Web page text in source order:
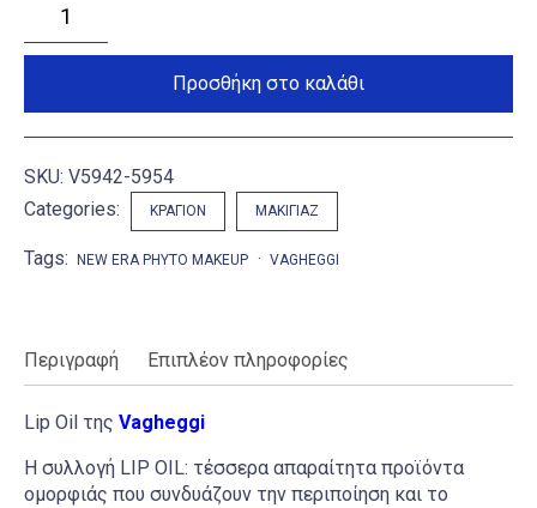
ποσότητα
Προσθήκη στο καλάθι
SKU: V5942-5954
Categories:
ΚΡΑΓΙΌΝ ΜΑΚΙΓΙΆΖ
Tags: NEW ERA PHYTO MAKEUP VAGHEGGI
Περιγραφή Επιπλέον πληροφορίες
Lip Oil της Vagheggi
Η συλλογή LIP OIL: τέσσερα απαραίτητα προϊόντα
ομορφιάς που συνδυάζουν την περιποίηση και το